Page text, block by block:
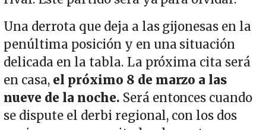
Una derrota que deja a las gijonesas en la
penúltima posición y en una situación
delicada en la tabla. La próxima cita será
en casa, el próximo 8 de marzo a las
nueve de la noche. Será entonces cuando
se dispute el derbi regional, con los dos